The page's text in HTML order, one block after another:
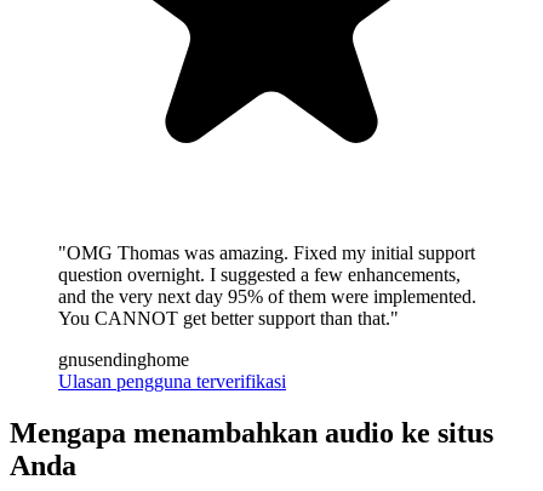
"OMG Thomas was amazing. Fixed my initial support
question overnight. I suggested a few enhancements,
and the very next day 95% of them were implemented.
You CANNOT get better support than that."
gnusendinghome
Ulasan pengguna terverifikasi
Mengapa menambahkan audio ke situs
Anda